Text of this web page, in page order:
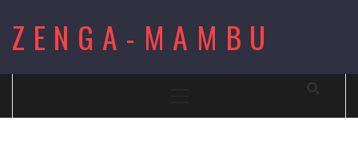
content
ZENGA-MAMBU